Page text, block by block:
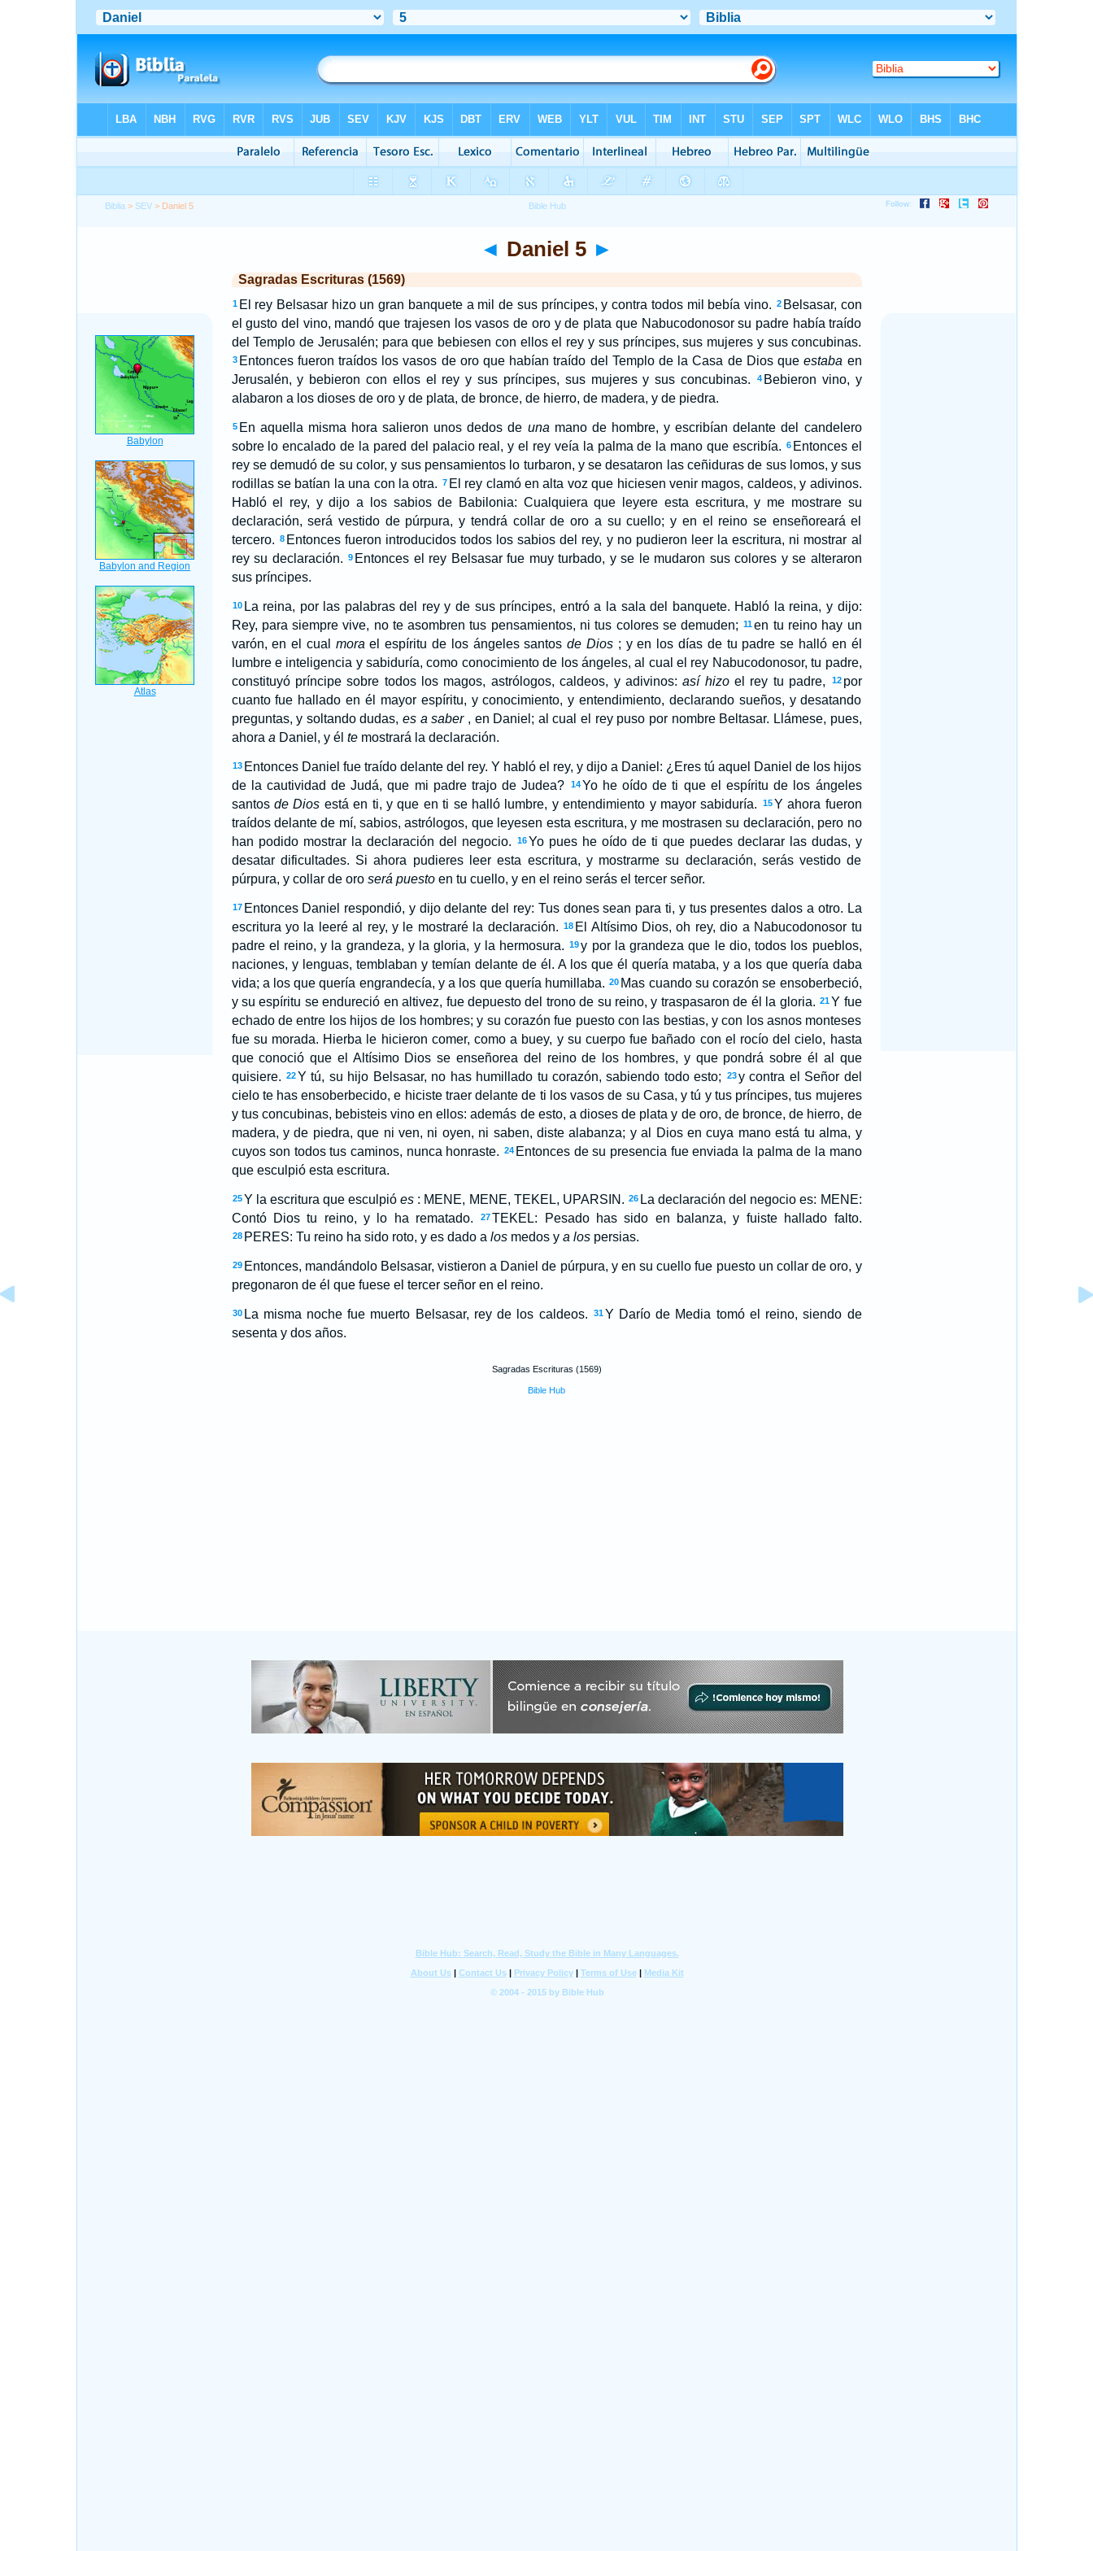
Biblia > SEV > Daniel 5
◄ Daniel 5 ►
Sagradas Escrituras (1569)
1 El rey Belsasar hizo un gran banquete a mil de sus príncipes, y contra todos mil bebía vino. 2 Belsasar, con
el gusto del vino, mandó que trajesen los vasos de oro y de plata que Nabucodonosor su padre había traído
del Templo de Jerusalén; para que bebiesen con ellos el rey y sus príncipes, sus mujeres y sus concubinas.
3 Entonces fueron traídos los vasos de oro que habían traído del Templo de la Casa de Dios queestaba en
Jerusalén, y bebieron con ellos el rey y sus príncipes, sus mujeres y sus concubinas.
4 Bebieron vino, y
alabaron a los dioses de oro y de plata, de bronce, de hierro, de madera, y de piedra.
5 En aquella misma hora salieron unos dedos de una mano de hombre, y escribían delante del candelero
sobre lo encalado de la pared del palacio real, y el rey veía la palma de la mano que escribía. 6 Entonces el
rey se demudó de su color, y sus pensamientos lo turbaron, y se desataron las ceñiduras de sus lomos, y sus
rodillas se batían la una con la otra. 7 El rey clamó en alta voz que hiciesen venir magos, caldeos, y adivinos.
Habló el rey, y dijo a los sabios de Babilonia: Cualquiera que leyere esta escritura, y me mostrare su
declaración, será vestido de púrpura, y tendrá collar de oro a su cuello; y en el reino se enseñoreará el
tercero. 8 Entonces fueron introducidos todos los sabios del rey, y no pudieron leer la escritura, ni mostrar al
rey su declaración. 9 Entonces el rey Belsasar fue muy turbado, y se le mudaron sus colores y se alteraron
sus príncipes.
10 La reina, por las palabras del rey y de sus príncipes, entró a la sala del banquete. Habló la reina, y dijo:
Rey, para siempre vive, no te asombren tus pensamientos, ni tus colores se demuden;
11en tu reino hay un
varón, en el cual mora el espíritu de los ángeles santosde Dios ; y en los días de tu padre se halló en él
lumbre e inteligencia y sabiduría, como conocimiento de los ángeles, al cual el rey Nabucodonosor, tu padre,
constituyó príncipe sobre todos los magos, astrólogos, caldeos, y adivinos:así hizoel rey tu padre, 12 por
cuanto fue hallado en él mayor espíritu, y conocimiento, y entendimiento, declarando sueños, y desatando
preguntas, y soltando dudas,es a saber, en Daniel; al cual el rey puso por nombre Beltasar. Llámese, pues,
ahora a Daniel, y él temostrará la declaración.
13 Entonces Daniel fue traído delante del rey. Y habló el rey, y dijo a Daniel: ¿Eres tú aquel Daniel de los hijos
de la cautividad de Judá, que mi padre trajo de Judea?
14Yo he oído de ti que el espíritu de los ángeles
santos de Dios está en ti, y que en ti se halló lumbre, y entendimiento y mayor sabiduría. 15Y ahora fueron
traídos delante de mí, sabios, astrólogos, que leyesen esta escritura, y me mostrasen su declaración, pero no
han podido mostrar la declaración del negocio.
16 Yo pues he oído de ti que puedes declarar las dudas, y
desatar dificultades. Si ahora pudieres leer esta escritura, y mostrarme su declaración, serás vestido de
púrpura, y collar de oro será puestoen tu cuello, y en el reino serás el tercer señor.
17 Entonces Daniel respondió, y dijo delante del rey: Tus dones sean para ti, y tus presentes dalos a otro. La
escritura yo la leeré al rey, y le mostraré la declaración. 18 El Altísimo Dios, oh rey, dio a Nabucodonosor tu
padre el reino, y la grandeza, y la gloria, y la hermosura.
19y por la grandeza que le dio, todos los pueblos,
naciones, y lenguas, temblaban y temían delante de él. A los que él quería mataba, y a los que quería daba
vida; a los que quería engrandecía, y a los que quería humillaba. 20 Mas cuando su corazón se ensoberbeció,
y su espíritu se endureció en altivez, fue depuesto del trono de su reino, y traspasaron de él la gloria. 21Y fue
echado de entre los hijos de los hombres; y su corazón fue puesto con las bestias, y con los asnos monteses
fue su morada. Hierba le hicieron comer, como a buey, y su cuerpo fue bañado con el rocío del cielo, hasta
que conoció que el Altísimo Dios se enseñorea del reino de los hombres, y que pondrá sobre él al que
quisiere. 22Y tú, su hijo Belsasar, no has humillado tu corazón, sabiendo todo esto; 23y contra el Señor del
cielo te has ensoberbecido, e hiciste traer delante de ti los vasos de su Casa, y tú y tus príncipes, tus mujeres
y tus concubinas, bebisteis vino en ellos: además de esto, a dioses de plata y de oro, de bronce, de hierro, de
madera, y de piedra, que ni ven, ni oyen, ni saben, diste alabanza; y al Dios en cuya mano está tu alma, y
cuyos son todos tus caminos, nunca honraste. 24 Entonces de su presencia fue enviada la palma de la mano
que esculpió esta escritura.
25 Y la escritura que esculpióes : MENE, MENE, TEKEL, UPARSIN. 26 La declaración del negocio es: MENE:
Contó Dios tu reino, y lo ha rematado.
27TEKEL: Pesado has sido en balanza, y fuiste hallado falto.
28 PERES: Tu reino ha sido roto, y es dado a losmedos y a lospersias.
29 Entonces, mandándolo Belsasar, vistieron a Daniel de púrpura, y en su cuello fue puesto un collar de oro, y
pregonaron de él que fuese el tercer señor en el reino.
30 La misma noche fue muerto Belsasar, rey de los caldeos. 31Y Darío de Media tomó el reino, siendo de
sesenta y dos años.
Sagradas Escrituras (1569)
Bible Hub